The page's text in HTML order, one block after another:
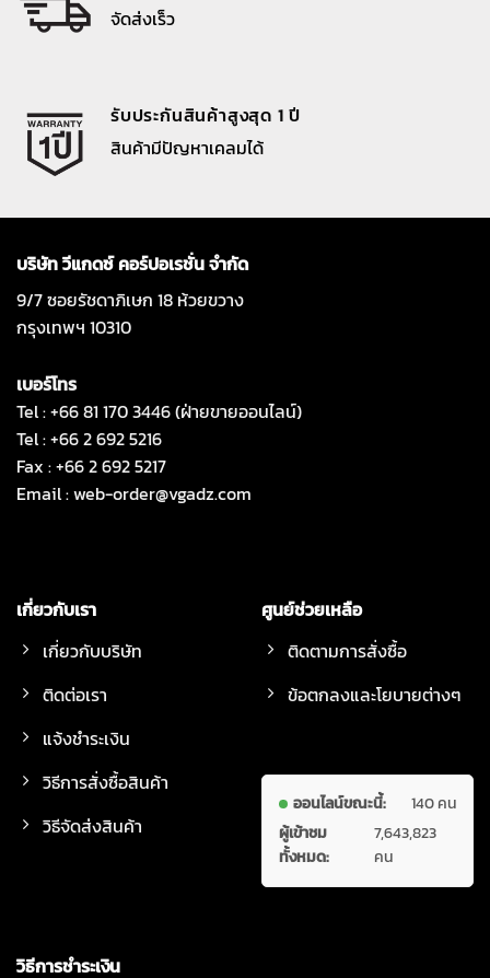
จัดส่งเร็ว
รับประกันสินค้าสูงสุด 1 ปี
สินค้ามีปัญหาเคลมได้
บริษัท วีแกดซ์ คอร์ปอเรชั่น จำกัด
9/7 ซอยรัชดาภิเษก 18 ห้วยขวาง
กรุงเทพฯ 10310
เบอร์โทร
Tel : +66 81 170 3446 (ฝ่ายขายออนไลน์)
Tel : +66 2 692 5216
Fax : +66 2 692 5217
Email :web-order@vgadz.com
เกี่ยวกับเรา
เกี่ยวกับบริษัท
ติดต่อเรา
แจ้งชำระเงิน
วิธีการสั่งซื้อสินค้า
วิธีจัดส่งสินค้า
ศูนย์ช่วยเหลือ
ติดตามการสั่งซื้อ
ข้อตกลงและโยบายต่างๆ
ออนไลน์ขณะนี้:
140 คน
ผู้เข้าชม
ทั้งหมด:
7,643,823
คน
วิธีการชำระเงิน